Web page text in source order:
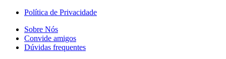
Política de Privacidade
Sobre Nós
Convide amigos
Dúvidas frequentes